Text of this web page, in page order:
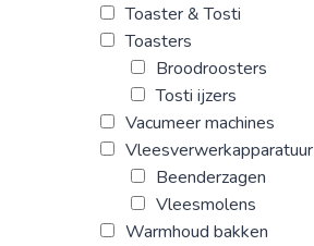
Toaster & Tosti
Toasters
Broodroosters
Tosti ijzers
Vacumeer machines
Vleesverwerkapparatuur
Beenderzagen
Vleesmolens
Warmhoud bakken